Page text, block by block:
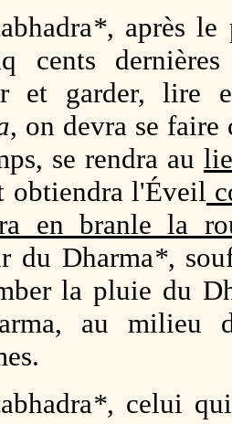
*, après le
cents
et garder, lire
, on devra se
se rendra au
obtiendra l'Éveil
en branle la
du Dharma*,
la pluie du
au milieu
*, celui